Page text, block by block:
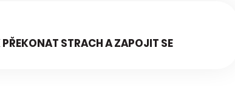
STRACH A ZAPOJIT SE